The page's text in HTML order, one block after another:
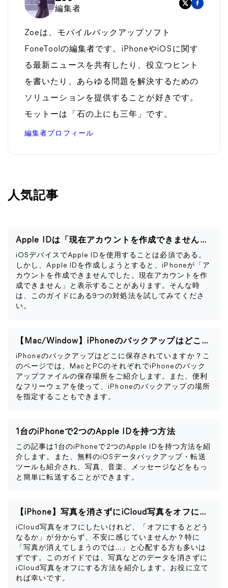
編集者
Zoeは、モバイルバックアップソフト
FoneToolの編集者です。iPhoneやiOSに関す
る最新ニュースを共有したり、役立つヒント
を書いたり、あらゆる問題を解決するための
ソリューションを提供することが好きです。
モットーは「石の上にも三年」です。
編集者プロフィール
人気記事
Apple IDは「現在アカウントを作成できません」と表示される
iOSデバイスでApple IDを使用することは必須である。
しかし、Apple IDを作成しようとすると、iPhoneが「ア
カウントを作成できませんでした。現在アカウントを作
成できません」と表示することがあります。そんな時
は、このガイドにある9つの対処法を試してみてくださ
い。
【Mac/Window】iPhoneのバックアップはどこに保存される？
iPhoneのバックアップはどこに保存されていますか？こ
のページでは、MacとPCのそれぞれでiPhoneのバック
アップファイルの保存場所をご紹介します。また、便利
なフリーウェアを使って、iPhoneのバックアップの場所
を指定することもできます。
1台のiPhoneで2つのApple IDを持つ方法
この記事は1台のiPhoneで2つのApple IDを持つ方法を紹
介します。また、無料のiOSデータバックアップ・転送
ツールも紹介され、写真、音楽、メッセージなどをもっ
と簡単に転送することができます。
【iPhone】写真を消さずにiCloud写真をオフにする方法
iCloud写真をオフにしたいけれど、「オフにするとどう
なるか」が分からず、不安に感じていませんか？特に
「写真が消えてしまうのでは…」と心配する方も多いは
ずです。このガイドでは、写真などのデータを消さずに
iCloud写真をオフにする方法を紹介します。お役に立て
れば幸いです。